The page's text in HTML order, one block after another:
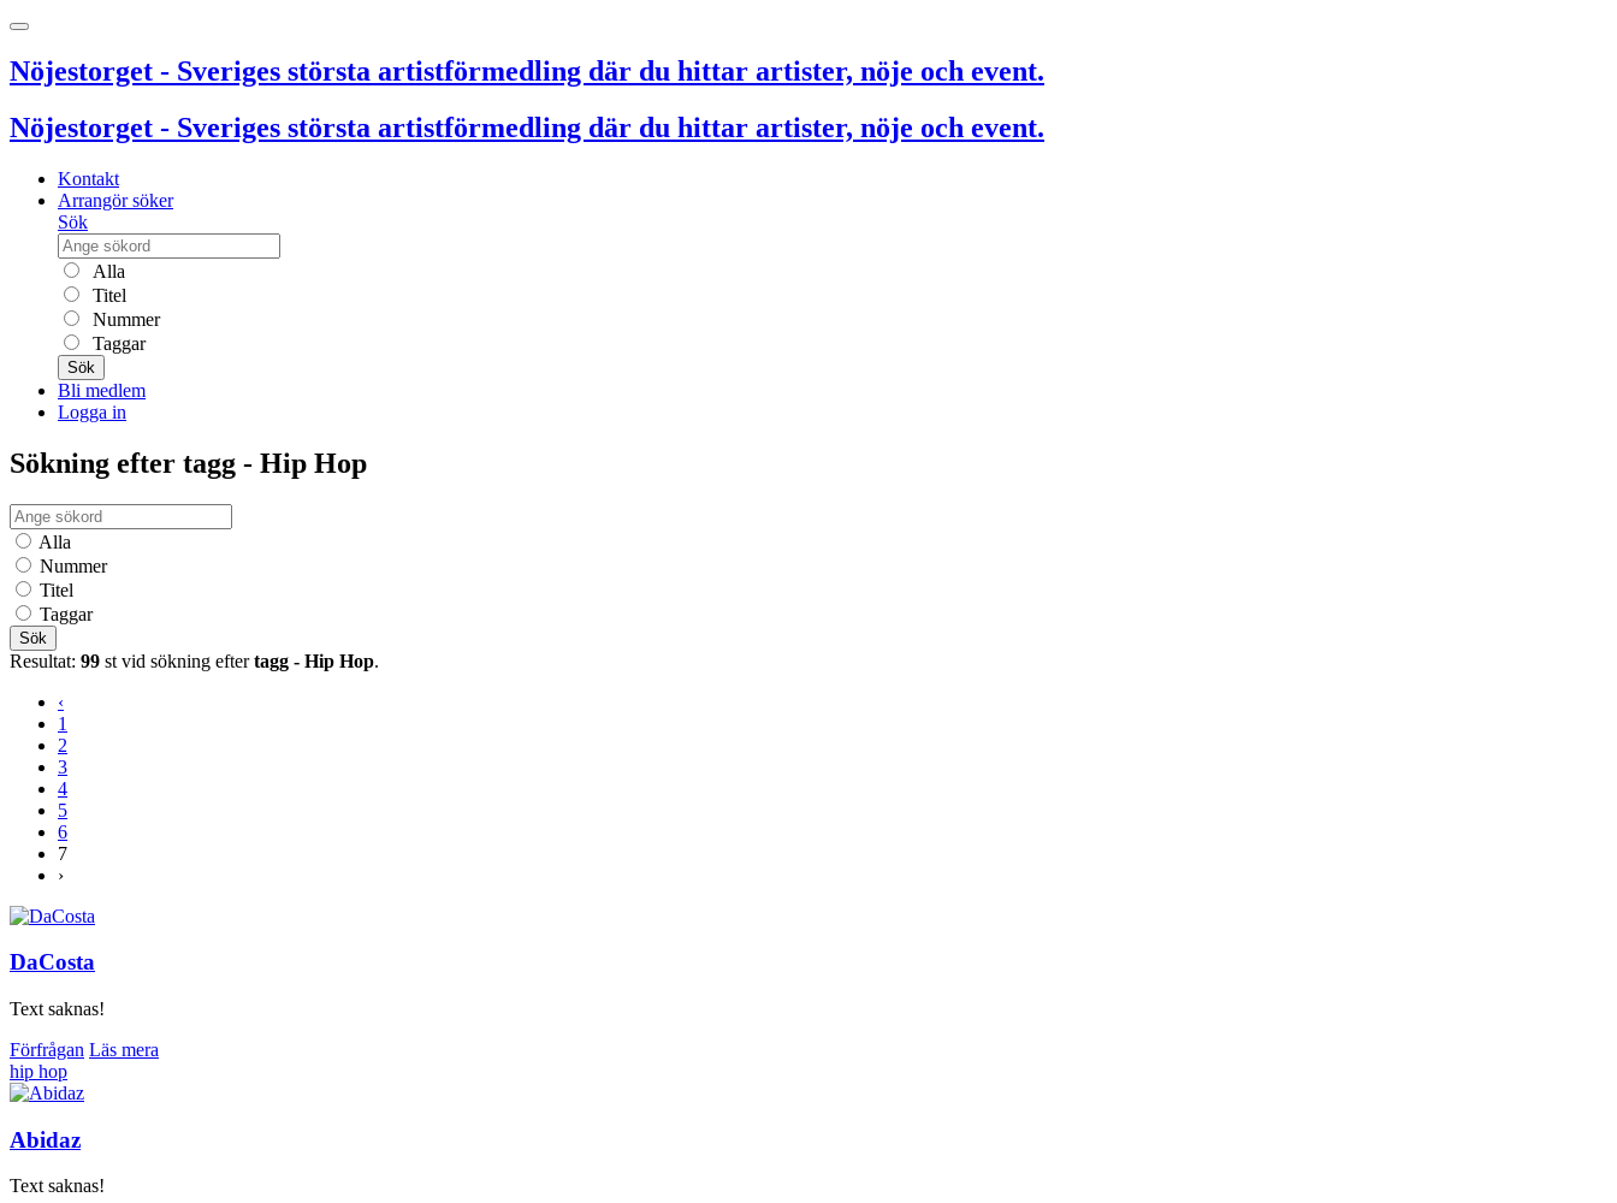
Nöjestorget - Sveriges största artistförmedling där du hittar artister, nöje och event.
Nöjestorget - Sveriges största artistförmedling där du hittar artister, nöje och event.
Kontakt
Arrangör söker
Sök
Alla
Titel
Nummer
Taggar
Sök
Bli medlem
Logga in
Sökning efter tagg - Hip Hop
Alla
Nummer
Titel
Taggar
Sök
Resultat: 99 st vid sökning eftertagg - Hip Hop.
‹
1
2
3
4
5
6
7
›
DaCosta
Text saknas!
Förfrågan Läs mera
hip hop
Abidaz
Text saknas!